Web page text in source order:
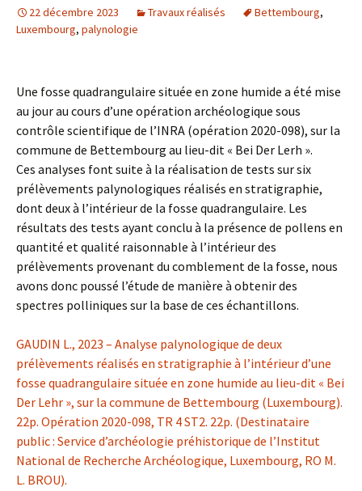
22 décembre 2023 Travaux réalisés Bettembourg,
Luxembourg, palynologie
Une fosse quadrangulaire située en zone humide a été mise
au jour au cours d’une opération archéologique sous
contrôle scientifique de l’INRA (opération 2020-098), sur la
commune de Bettembourg au lieu-dit « Bei Der Lerh ».
Ces analyses font suite à la réalisation de tests sur six
prélèvements palynologiques réalisés en stratigraphie,
dont deux à l’intérieur de la fosse quadrangulaire. Les
résultats des tests ayant conclu à la présence de pollens en
quantité et qualité raisonnable à l’intérieur des
prélèvements provenant du comblement de la fosse, nous
avons donc poussé l’étude de manière à obtenir des
spectres polliniques sur la base de ces échantillons.
GAUDIN L., 2023 – Analyse palynologique de deux
prélèvements réalisés en stratigraphie à l’intérieur d’une
fosse quadrangulaire située en zone humide au lieu-dit « Bei
Der Lehr », sur la commune de Bettembourg (Luxembourg).
22p. Opération 2020-098, TR 4 ST2. 22p. (Destinataire
public : Service d’archéologie préhistorique de l’Institut
National de Recherche Archéologique, Luxembourg, RO M.
L. BROU).